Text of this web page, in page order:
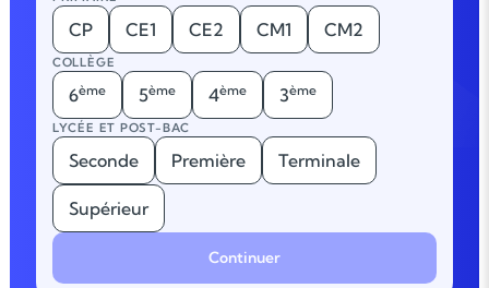
CP CE1 CE2 CM1 CM2
COLLÈGE
6ème 5ème 4ème 3ème
LYCÉE ET POST-BAC
Seconde Première Terminale
Supérieur
Continuer